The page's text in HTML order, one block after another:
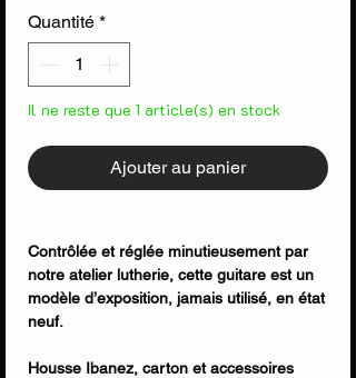
Quantité *
Il ne reste que 1 article(s) en stock
Ajouter au panier
Contrôlée et réglée minutieusement par
notre atelier lutherie, cette guitare est un
modèle d’exposition, jamais utilisé, en état
neuf.
Housse Ibanez, carton et accessoires